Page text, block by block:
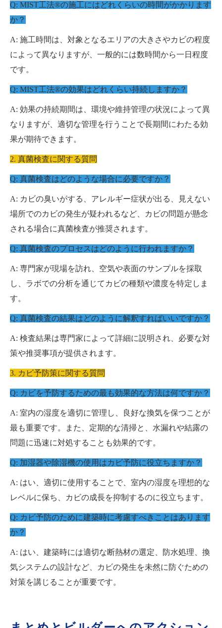
Q: MIST工法®の施工にはどれくらいの時間がかかります
か？
A: 施工時間は、対象となるエリアの大きさやカビの程度
によって異なりますが、一般的には数時間から一日程度
です。
Q: MIST工法®の効果はどれくらい持続しますか？
A: 効果の持続期間は、環境や維持管理の状況によって異
なりますが、適切な管理を行うことで長期間にわたる効
果が期待できます。
2. 真菌検査に関する質問
Q: 真菌検査はどのような場合に必要ですか？
A: カビの臭いがする、アレルギー症状が出る、見えない
場所でのカビの発生が疑われるなど、カビの問題が懸念
される場合に真菌検査が推奨されます。
Q: 真菌検査のプロセスはどのように行われますか？
A: 専門家が現場を訪れ、空気や表面のサンプルを採取
し、ラボでの分析を通じてカビの種類や濃度を特定しま
す。
Q: 真菌検査の結果はどのように解釈すればいいですか？
A: 検査結果は専門家によって詳細に説明され、必要な対
策や推奨事項が提供されます。
3. カビ予防策に関する質問
Q: カビを予防するための最も効果的な方法は何ですか？
A: 室内の湿度を適切に管理し、良好な換気を保つことが
最も重要です。また、定期的な清掃と、水漏れや結露の
問題に迅速に対処することも効果的です。
Q: 加湿器や除湿機の使用はカビ予防に役立ちますか？
A: はい、適切に使用することで、室内の湿度を理想的な
レベルに保ち、カビの成長を抑制するのに役立ちます。
Q: カビ予防のために建築時に考慮すべきことはあります
か？
A: はい、建築時には適切な断熱材の選定、防水処理、換
気システムの設計など、カビの発生を未然に防ぐための
対策を講じることが重要です。